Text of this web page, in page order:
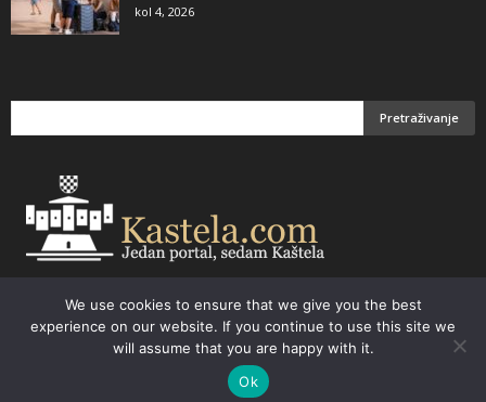
kol 4, 2026
kastela@kastela.com Tel: +385 21 232-437 Izrada web stranica,
prodaja informatičke opreme. Vaš izbor –
Parchy Computers
We use cookies to ensure that we give you the best
experience on our website. If you continue to use this site we
will assume that you are happy with it.
Ok